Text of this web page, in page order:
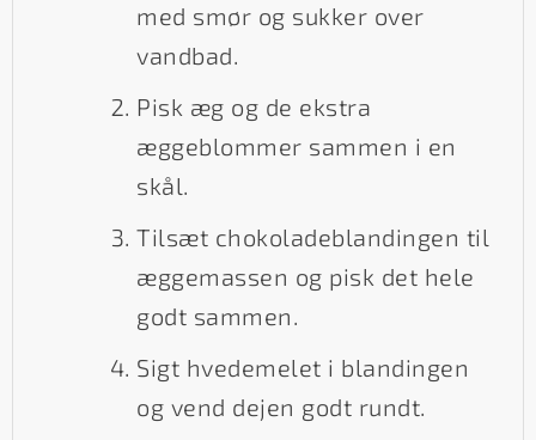
med smør og sukker over
vandbad.
Pisk æg og de ekstra
æggeblommer sammen i en
skål.
Tilsæt chokoladeblandingen til
æggemassen og pisk det hele
godt sammen.
Sigt hvedemelet i blandingen
og vend dejen godt rundt.